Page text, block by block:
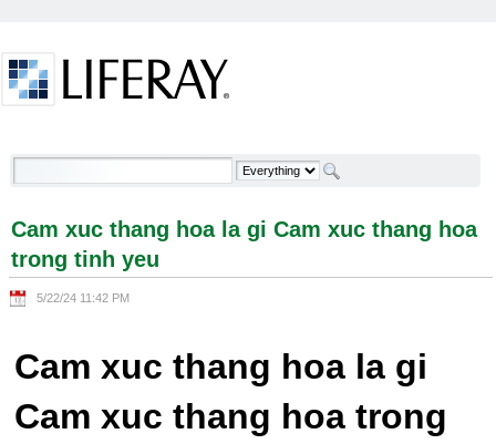
Cam xuc thang hoa la gi Cam xuc thang hoa trong
Cam xuc thang hoa la gi Cam xuc thang hoa
trong tinh yeu
5/22/24 11:42 PM
Cam xuc thang hoa la gi
Cam xuc thang hoa trong